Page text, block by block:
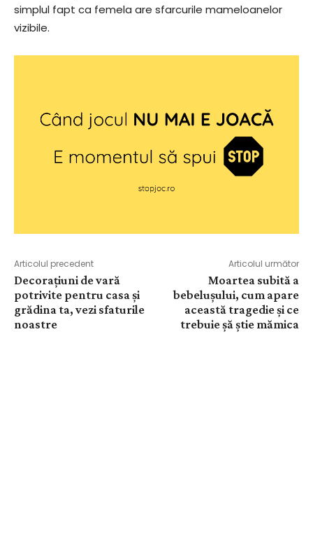
simplul fapt ca femela are sfarcurile mameloanelor
vizibile.
Articolul precedent
Decorațiuni de vară
potrivite pentru casa și
grădina ta, vezi sfaturile
noastre
Articolul următor
Moartea subită a
bebelușului, cum apare
această tragedie și ce
trebuie șă știe mămica